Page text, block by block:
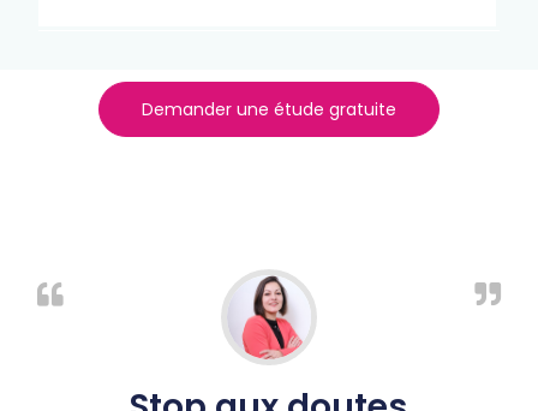
Demander une étude gratuite